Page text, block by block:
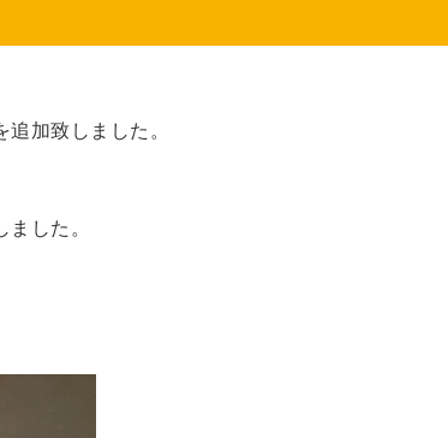
加致しました。
した。